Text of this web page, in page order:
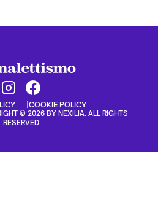
COOKIE POLICY
© 2026 BY NEXILIA. ALL RIGHTS
RESERVED